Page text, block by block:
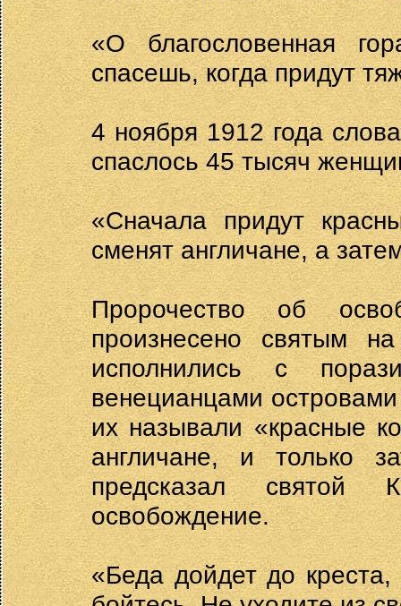
«О благословенная
спасешь, когда придут
4 ноября 1912 года
спаслось 45 тысяч
«Сначала придут
сменят англичане, а
Пророчество об
произнесено святым
исполнились с
венецианцами
их называли «красные
англичане, и только
предсказал святой
освобождение.
«Беда дойдет до